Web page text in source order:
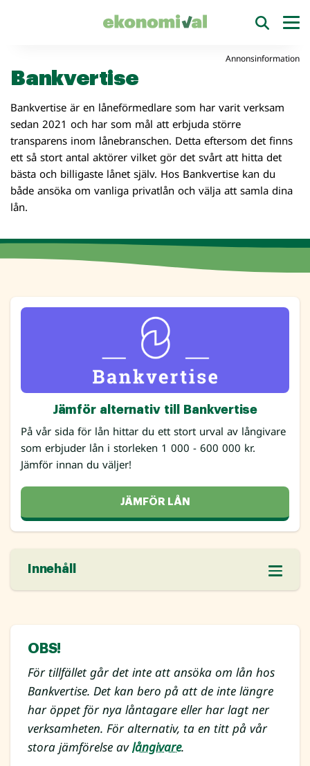
Annonsinformation
Bankvertise
Bankvertise är en låneförmedlare som har varit verksam
sedan 2021 och har som mål att erbjuda större
transparens inom lånebranschen. Detta eftersom det finns
ett så stort antal aktörer vilket gör det svårt att hitta det
bästa och billigaste lånet själv. Hos Bankvertise kan du
både ansöka om vanliga privatlån och välja att samla dina
lån.
Jämför alternativ till Bankvertise
På vår sida för lån hittar du ett stort urval av långivare
som erbjuder lån i storleken 1 000 - 600 000 kr.
Jämför innan du väljer!
JÄMFÖR LÅN
Innehåll
OBS!
För tillfället går det inte att ansöka om lån hos
Bankvertise. Det kan bero på att de inte längre
har öppet för nya låntagare eller har lagt ner
verksamheten. För alternativ, ta en titt på vår
stora jämförelse avlångivare.